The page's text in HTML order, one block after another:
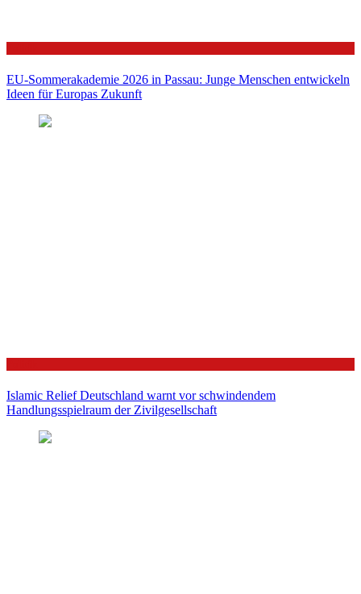
EU-Sommerakademie 2026 in Passau: Junge Menschen entwickeln
Ideen für Europas Zukunft
Islamic Relief Deutschland warnt vor schwindendem
Handlungsspielraum der Zivilgesellschaft